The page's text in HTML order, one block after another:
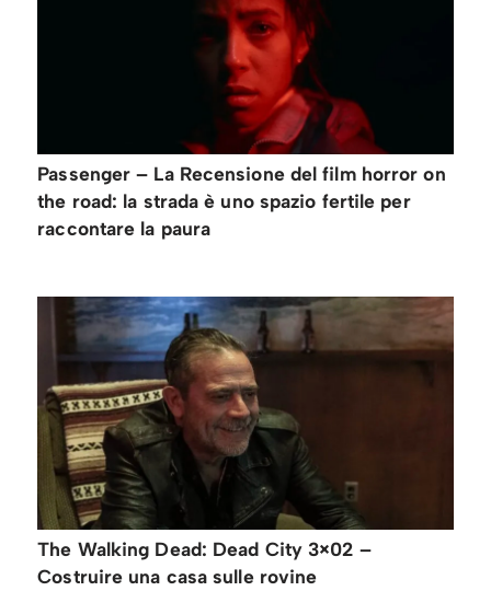
Passenger – La Recensione del film horror on
the road: la strada è uno spazio fertile per
raccontare la paura
The Walking Dead: Dead City 3×02 –
Costruire una casa sulle rovine